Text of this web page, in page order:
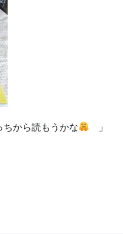
ちから読もうかな 」